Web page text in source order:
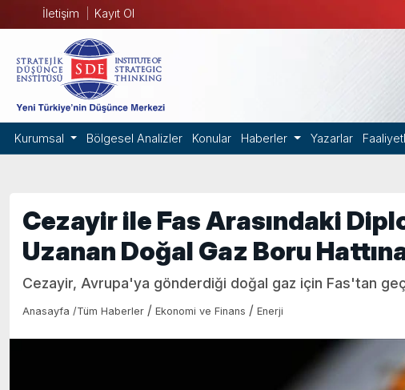
İletişim Kayıt Ol
Kurumsal Bölgesel Analizler Konular Haberler Yazarlar
Cezayir ile Fas Arasındaki
Uzanan Doğal Gaz Boru
Cezayir, Avrupa'ya gönderdiği doğal gaz için Fas'tan
Anasayfa /Tüm Haberler / Ekonomi ve Finans / Enerji